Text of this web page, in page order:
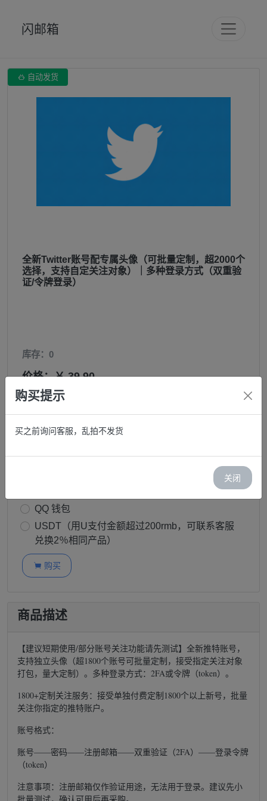
闪邮箱
 自动发货
全新Twitter账号配专属头像（可批量定制，超2000个
选择，支持自定关注对象）｜多种登录方式（双重验
证/令牌登录）
库存：0
价格：￥ 39.90
邮箱:
+
QQ 钱包
USDT（用U支付金额超过200rmb，可联系客服
兑换2％相同产品）
 购买
商品描述
【建议短期使用/部分账号关注功能请先测试】全新推特账号，
支持独立头像（超1800个账号可批量定制，接受指定关注对象
打包，量大定制）。多种登录方式：2FA或令牌（token）。
1800+定制关注服务：接受单独付费定制1800个以上新号，批量
关注你指定的推特账户。
账号格式：
账号——密码——注册邮箱——双重验证（2FA）——登录令牌
（token）
注意事项：注册邮箱仅作验证用途，无法用于登录。建议先小
购买提示
买之前询问客服，乱拍不发货
关闭